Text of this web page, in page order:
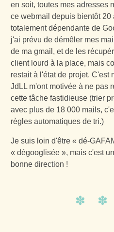
en soit, toutes mes adresses
ce webmail depuis bientôt 20
totalement dépendante de
j'ai prévu de démêler mes
de ma gmail, et de les
client lourd à la place, mais
restait à l'état de projet. C'est
JdLL m'ont motivée à ne pas
cette tâche fastidieuse (trier
avec plus de 18 000 mails,
règles automatiques de tri.)
Je suis loin d'être « dé-
« dégooglisée », mais c'est
bonne direction !